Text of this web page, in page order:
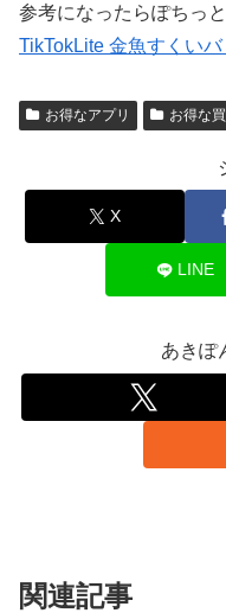
参考になったらぽちっ
TikTokLite 金魚すくい
お得なアプリ お得な
X
LINE
あきぽ
関連記事